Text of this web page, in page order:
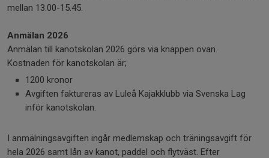
mellan 13.00-15.45.
Anmälan 2026
Anmälan till kanotskolan 2026 görs via knappen ovan.
Kostnaden för kanotskolan är;
1200 kronor
Avgiften faktureras av Luleå Kajakklubb via Svenska Lag
inför kanotskolan.
I anmälningsavgiften ingår medlemskap och träningsavgift för
hela 2026 samt lån av kanot, paddel och flytväst. Efter